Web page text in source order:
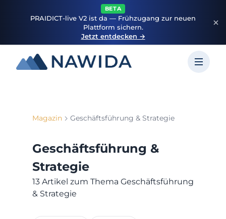
BETA
PRAIDICT-live V2 ist da — Frühzugang zur neuen
Plattform sichern.
Jetzt entdecken →
Magazin Geschäftsführung & Strategie
Geschäftsführung &
Strategie
13 Artikel zum Thema Geschäftsführung
& Strategie